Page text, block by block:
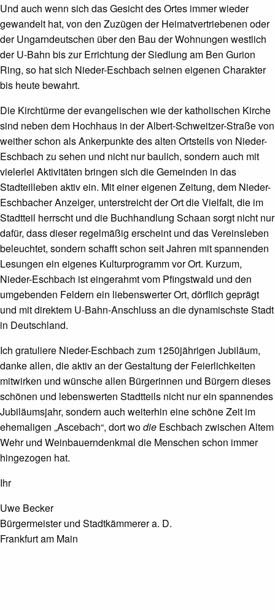
Und auch wenn sich das Gesicht des Ortes immer wieder
gewandelt hat, von den Zuzügen der Heimatvertriebenen oder
der Ungarndeutschen über den Bau der Wohnungen westlich
der U-Bahn bis zur Errichtung der Siedlung am Ben Gurion
Ring, so hat sich Nieder-Eschbach seinen eigenen Charakter
bis heute bewahrt.
Die Kirchtürme der evangelischen wie der katholischen Kirche
sind neben dem Hochhaus in der Albert-Schweitzer-Straße von
weither schon als Ankerpunkte des alten Ortsteils von Nieder-
Eschbach zu sehen und nicht nur baulich, sondern auch mit
vielerlei Aktivitäten bringen sich die Gemeinden in das
Stadteilleben aktiv ein. Mit einer eigenen Zeitung, dem Nieder-
Eschbacher Anzeiger, unterstreicht der Ort die Vielfalt, die im
Stadtteil herrscht und die Buchhandlung Schaan sorgt nicht nur
dafür, dass dieser regelmäßig erscheint und das Vereinsleben
beleuchtet, sondern schafft schon seit Jahren mit spannenden
Lesungen ein eigenes Kulturprogramm vor Ort. Kurzum,
Nieder-Eschbach ist eingerahmt vom Pfingstwald und den
umgebenden Feldern ein liebenswerter Ort, dörflich geprägt
und mit direktem U-Bahn-Anschluss an die dynamischste Stadt
in Deutschland.
Ich gratuliere Nieder-Eschbach zum 1250jährigen Jubiläum,
danke allen, die aktiv an der Gestaltung der Feierlichkeiten
mitwirken und wünsche allen Bürgerinnen und Bürgern dieses
schönen und lebenswerten Stadtteils nicht nur ein spannendes
Jubiläumsjahr, sondern auch weiterhin eine schöne Zeit im
ehemaligen „Ascebach“, dort wodie Eschbach zwischen Altem
Wehr und Weinbauerndenkmal die Menschen schon immer
hingezogen hat.
Ihr
Uwe Becker
Bürgermeister und Stadtkämmerer a. D.
Frankfurt am Main